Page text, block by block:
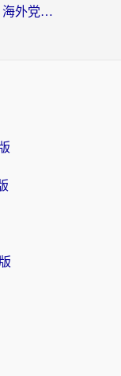
优酷视频怎么才能解除只看谁？海外党亲测有效的追剧自由指南